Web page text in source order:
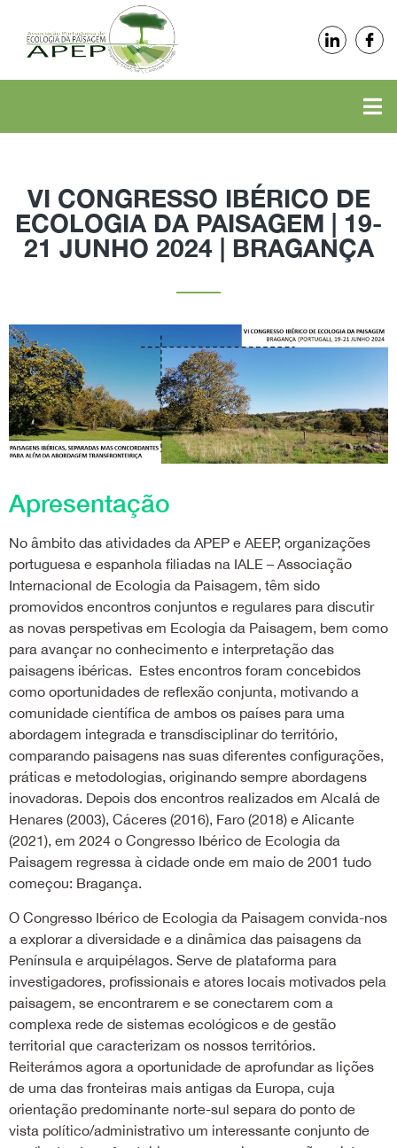
VI CONGRESSO IBÉRICO DE
ECOLOGIA DA PAISAGEM | 19-
21 JUNHO 2024 | BRAGANÇA
Apresentação
No âmbito das atividades da APEP e AEEP, organizações
portuguesa e espanhola filiadas na IALE – Associação
Internacional de Ecologia da Paisagem, têm sido
promovidos encontros conjuntos e regulares para discutir
as novas perspetivas em Ecologia da Paisagem, bem como
para avançar no conhecimento e interpretação das
paisagens ibéricas. Estes encontros foram concebidos
como oportunidades de reflexão conjunta, motivando a
comunidade científica de ambos os países para uma
abordagem integrada e transdisciplinar do território,
comparando paisagens nas suas diferentes configurações,
práticas e metodologias, originando sempre abordagens
inovadoras. Depois dos encontros realizados em Alcalá de
Henares (2003), Cáceres (2016), Faro (2018) e Alicante
(2021), em 2024 o Congresso Ibérico de Ecologia da
Paisagem regressa à cidade onde em maio de 2001 tudo
começou: Bragança.
O Congresso Ibérico de Ecologia da Paisagem convida-nos
a explorar a diversidade e a dinâmica das paisagens da
Península e arquipélagos. Serve de plataforma para
investigadores, profissionais e atores locais motivados pela
paisagem, se encontrarem e se conectarem com a
complexa rede de sistemas ecológicos e de gestão
territorial que caracterizam os nossos territórios.
Reiterámos agora a oportunidade de aprofundar as lições
de uma das fronteiras mais antigas da Europa, cuja
orientação predominante norte-sul separa do ponto de
vista político/administrativo um interessante conjunto de